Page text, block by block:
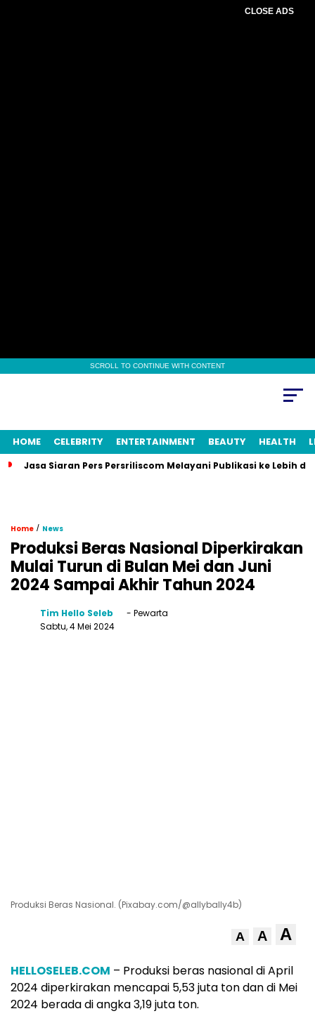
CLOSE ADS
SCROLL TO CONTINUE WITH CONTENT
HOME CELEBRITY ENTERTAINMENT BEAUTY HEALTH
Jasa Siaran Pers Persriliscom Melayani Publikasi ke Lebih
Home / News
Produksi Beras Nasional Diperkirakan
Mulai Turun di Bulan Mei dan Juni
2024 Sampai Akhir Tahun 2024
Tim Hello Seleb
- Pewarta
Sabtu, 4 Mei 2024
Produksi Beras Nasional. (Pixabay.com/@allybally4b)
A A A
HELLOSELEB.COM – Produksi beras nasional di April
2024 diperkirakan mencapai 5,53 juta ton dan di Mei
2024 berada di angka 3,19 juta ton.